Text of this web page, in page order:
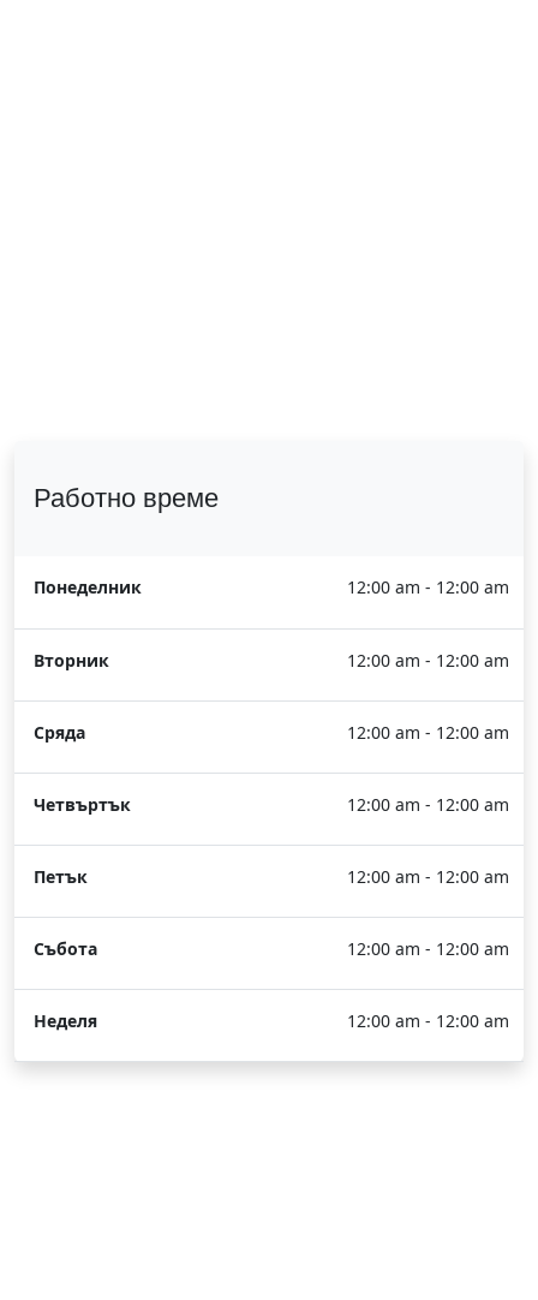
Работно време
Понеделник 12:00 am - 12:00 am
Вторник 12:00 am - 12:00 am
Сряда 12:00 am - 12:00 am
Четвъртък 12:00 am - 12:00 am
Петък 12:00 am - 12:00 am
Събота 12:00 am - 12:00 am
Неделя 12:00 am - 12:00 am